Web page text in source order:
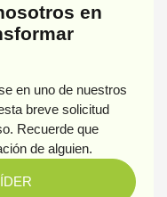
en
en uno de nuestros
breve solicitud
Recuerde que
de alguien.